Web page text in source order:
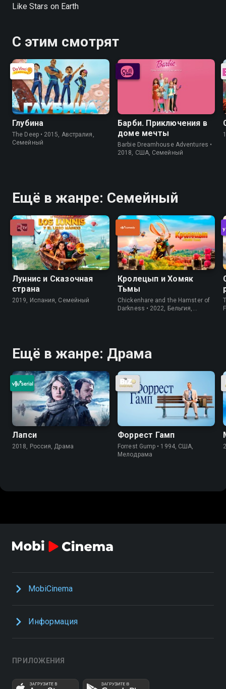
Like Stars on Earth
С этим смотрят
Глубина
The Deep • 2015, Австралия,
Семейный
Барби. Приключения в
доме мечты
Barbie Dreamhouse Adventures •
2018, США, Семейный
Ещё в жанре: Семейный
Луннис и Сказочная
страна
2019, Испания, Семейный
Кролецып и Хомяк
Тьмы
Chickenhare and the Hamster of
Darkness • 2022, Бельгия,
Ещё в жанре: Драма
Лапси
2018, Россия, Драма
Форрест Гамп
Forrest Gump • 1994, США,
Мелодрама
MobiCinema
Информация
ПРИЛОЖЕНИЯ